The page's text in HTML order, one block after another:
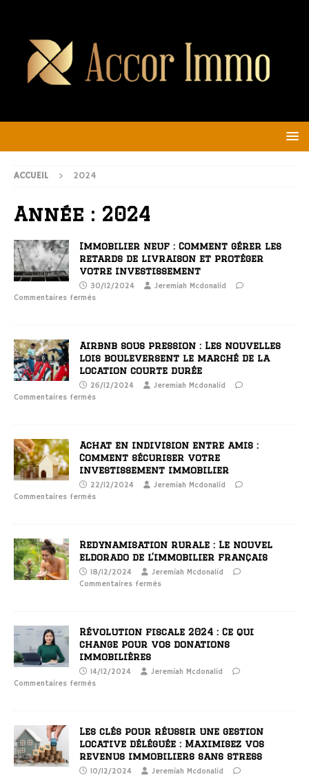
ACCUEIL 2024
Année : 2024
Immobilier neuf : Comment gérer les
retards de livraison et protéger
votre investissement
30/12/2024
Jeremiah Mcdonalid
Commentaires fermés
Airbnb sous pression : Les nouvelles
lois bouleversent le marché de la
location courte durée
26/12/2024
Jeremiah Mcdonalid
Commentaires fermés
Achat en indivision entre amis :
Comment sécuriser votre
investissement immobilier
22/12/2024
Jeremiah Mcdonalid
Commentaires fermés
Redynamisation rurale : Le nouvel
eldorado de l’immobilier français
18/12/2024
Jeremiah Mcdonalid
Commentaires fermés
Révolution fiscale 2024 : Ce qui
change pour vos donations
immobilières
14/12/2024
Jeremiah Mcdonalid
Commentaires fermés
Les clés pour réussir une gestion
locative déléguée : Maximisez vos
revenus immobiliers sans stress
10/12/2024
Jeremiah Mcdonalid